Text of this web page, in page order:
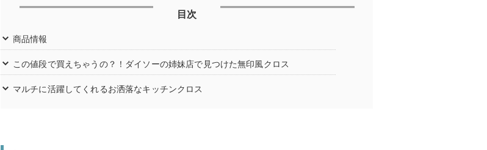
目次
商品情報
この値段で買えちゃうの？！ダイソーの姉妹店で見つけた無印風クロス
マルチに活躍してくれるお洒落なキッチンクロス